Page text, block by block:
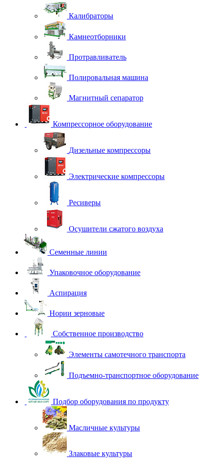
Калибраторы
Камнеотборники
Протравливатель
Полировальная машина
Магнитный сепаратор
Компрессорное оборудование
Дизельные компрессоры
Электрические компрессоры
Ресиверы
Осушители сжатого воздуха
Семенные линии
Упаковочное оборудование
Аспирация
Нории зерновые
Собственное производство
Элементы самотечного транспорта
Подъемно-транспортное оборудование
Подбор оборудования по продукту
Масличные культуры
Злаковые культуры